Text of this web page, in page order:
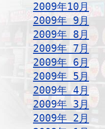
2009年10月
2009年 9月
2009年 8月
2009年 7月
2009年 6月
2009年 5月
2009年 4月
2009年 3月
2009年 2月